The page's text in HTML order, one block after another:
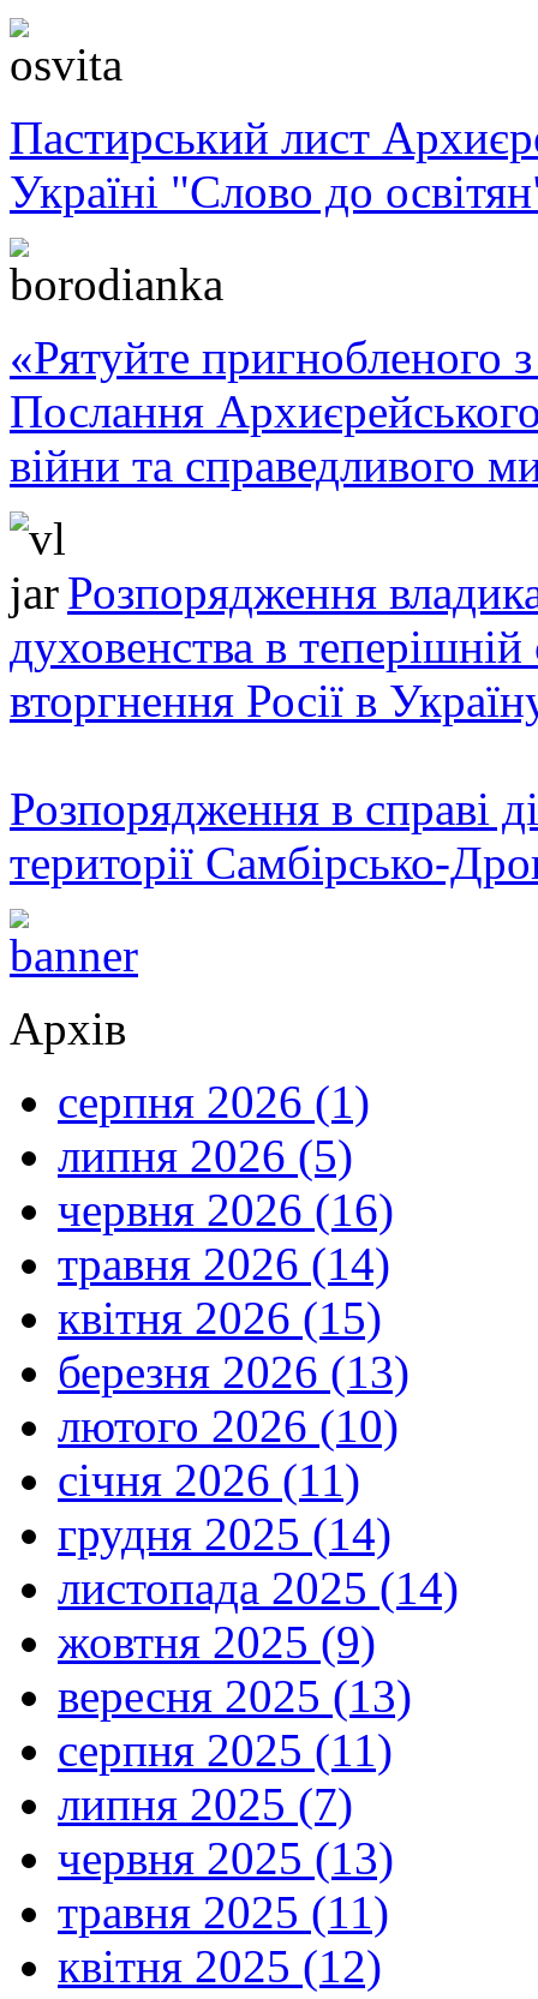
Пастирський лист
Україні "Слово до
«Рятуйте пригнобленого
Послання
війни та справедливого
Розпорядження
духовенства в теперішній
вторгнення Росії в
Розпорядження в справі
території Самбірсько-
Архів
серпня 2026 (1)
липня 2026 (5)
червня 2026 (16)
травня 2026 (14)
квітня 2026 (15)
березня 2026 (13)
лютого 2026 (10)
січня 2026 (11)
грудня 2025 (14)
листопада 2025 (14)
жовтня 2025 (9)
вересня 2025 (13)
серпня 2025 (11)
липня 2025 (7)
червня 2025 (13)
травня 2025 (11)
квітня 2025 (12)